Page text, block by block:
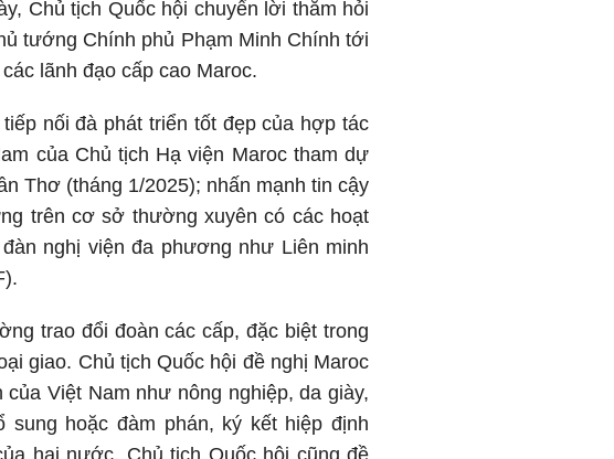
Chủ tịch Quốc hội chuyển lời thăm hỏi
tướng Chính phủ Phạm Minh Chính tới
lãnh đạo cấp cao Maroc.
nối đà phát triển tốt đẹp của hợp tác
của Chủ tịch Hạ viện Maroc tham dự
Thơ (tháng 1/2025); nhấn mạnh tin cậy
trên cơ sở thường xuyên có các hoạt
nghị viện đa phương như Liên minh
trao đổi đoàn các cấp, đặc biệt trong
giao. Chủ tịch Quốc hội đề nghị Maroc
Việt Nam như nông nghiệp, da giày,
hoặc đàm phán, ký kết hiệp định
hai nước. Chủ tịch Quốc hội cũng đề